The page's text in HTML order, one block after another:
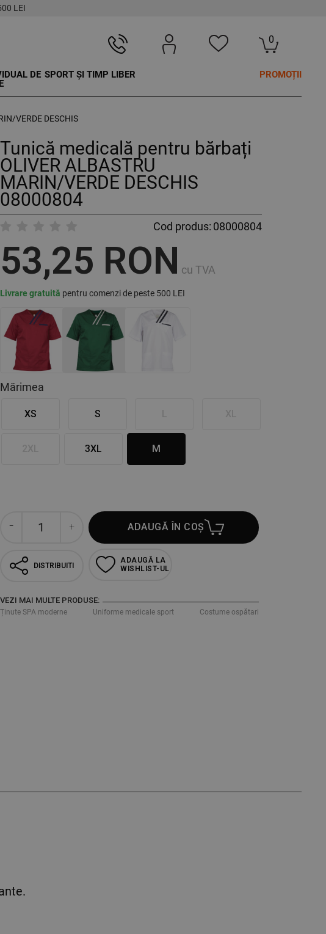
LEI
0
DE SPORT ȘI TIMP LIBER PROMOȚII
VERDE DESCHIS
Tunică medicală pentru bărbați
OLIVER ALBASTRU
MARIN/VERDE DESCHIS
08000804
Cod produs: 08000804
53,25 RON cu TVA
Livrare gratuită pentru comenzi de peste 500 LEI
Mărimea
XS S
3XL M
ADAUGĂ ÎN COȘ
DISTRIBUITI
ADAUGĂ LA
WISHLIST-UL
VEZI MAI MULTE PRODUSE:
Ținute SPA moderne Uniforme medicale sport Costume ospătari